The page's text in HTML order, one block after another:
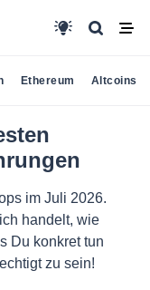
Ethereum Altcoins
im Juli 2026.
handelt, wie
Du konkret tun
zu sein!